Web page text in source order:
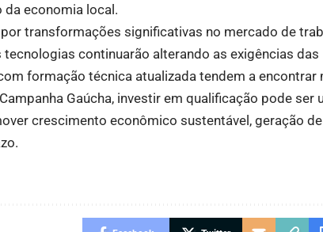
economia local.
transformações significativas no mercado de
continuarão alterando as exigências das
formação técnica atualizada tendem a encontrar
Gaúcha, investir em qualificação pode ser
crescimento econômico sustentável, geração